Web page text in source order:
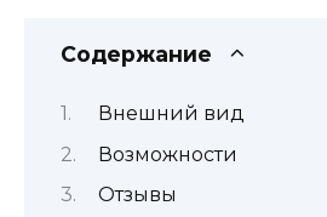
Содержание
Внешний вид
Возможности
Отзывы